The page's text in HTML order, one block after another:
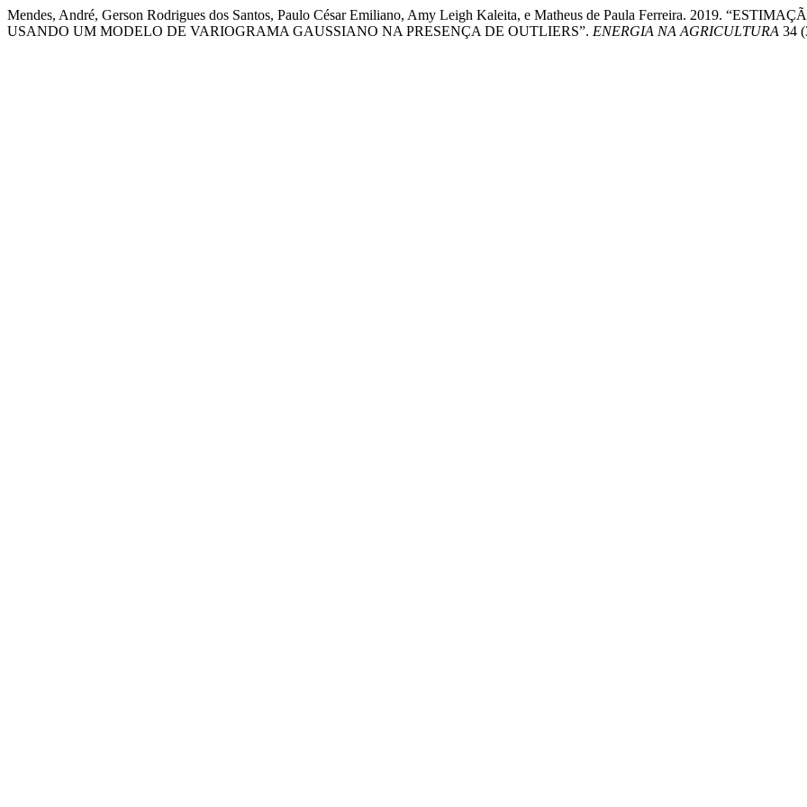
Mendes, André, Gerson Rodrigues dos Santos, Paulo César Emiliano, Amy Leigh Kaleita, e Matheus de Paula Ferreira. 2019.
USANDO UM MODELO DE VARIOGRAMA GAUSSIANO NA PRESENÇA DE OUTLIERS”. ENERGIA NA AGRICULTURA 34